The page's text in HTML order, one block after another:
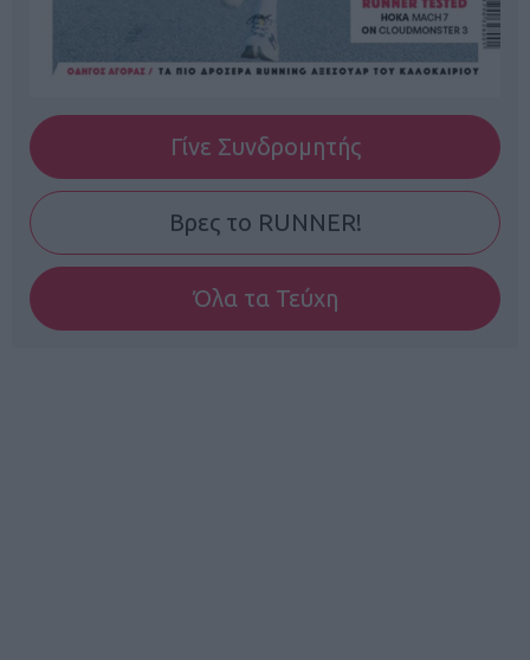
Γίνε Συνδρομητής
Βρες το RUNNER!
Όλα τα Τεύχη